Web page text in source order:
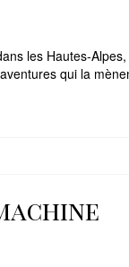
les Hautes-
qui la